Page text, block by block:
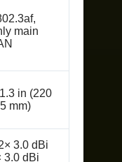
main
in (220
mm)
3.0 dBi
3.0 dBi